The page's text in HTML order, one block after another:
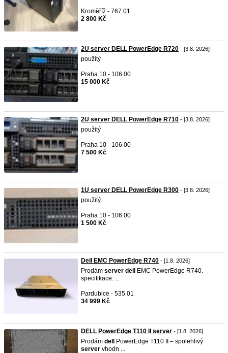
Kroměříž - 767 01
2 800 Kč
2U server DELL PowerEdge R720 - [3.8. 2026]
použitý
Praha 10 - 106 00
15 000 Kč
2U server DELL PowerEdge R710 - [3.8. 2026]
použitý
Praha 10 - 106 00
7 500 Kč
1U server DELL PowerEdge R300 - [3.8. 2026]
použitý
Praha 10 - 106 00
1 500 Kč
Dell EMC PowerEdge R740 - [1.8. 2026]
Prodám server dell
EMC PowerEdge R740.
specifikace: ...
Pardubice - 535 01
34 999 Kč
DELL PowerEdge T110 II server - [1.8. 2026]
Prodám dell
PowerEdge T110 II – spolehlivý
server vhodn ...